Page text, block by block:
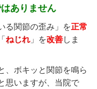
ありません
る関節の歪み」を正常
ねじれ 」を改善しま
、ボキッと関節を鳴ら
思いますが、当院で